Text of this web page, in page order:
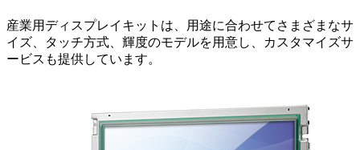
産業用ディスプレイキットは、用途に合わせてさまざまなサ
イズ、タッチ方式、輝度のモデルを用意し、カスタマイズサ
ービスも提供しています。